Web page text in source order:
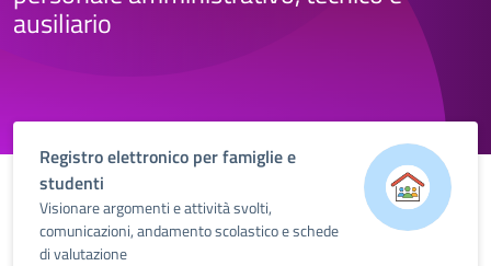
ausiliario
Registro elettronico per famiglie e
studenti
Visionare argomenti e attività svolti,
comunicazioni, andamento scolastico e schede
di valutazione